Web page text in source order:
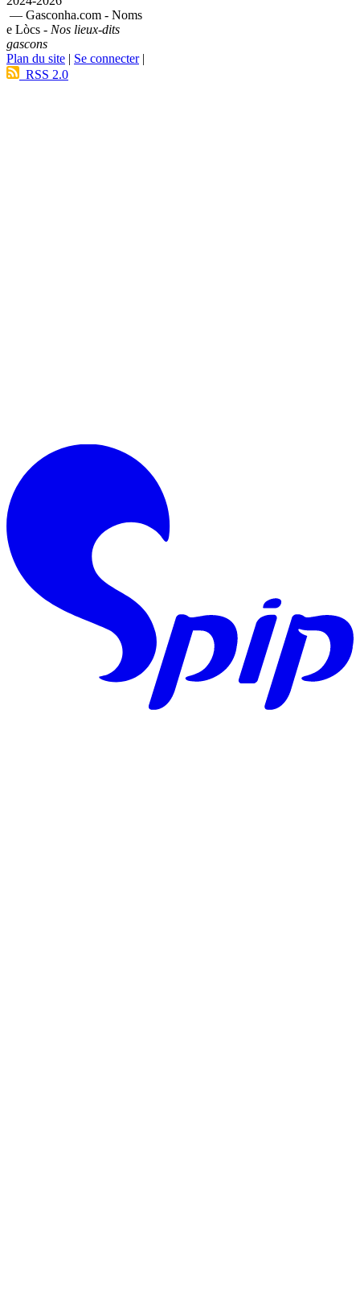
— Gasconha.com - Noms
e Lòcs - Nos lieux-dits
gascons
Plan du site | Se connecter|
RSS 2.0